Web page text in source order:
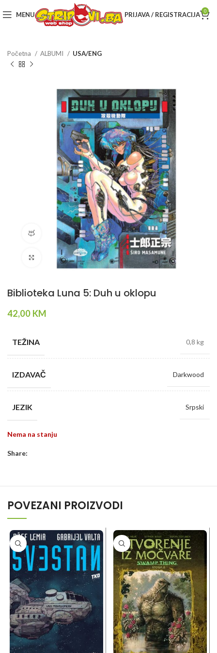
MENU PRIJAVA / REGISTRACIJA 0
Početna ALBUMI USA/ENG
360 product view
Klikni da povečaš
Biblioteka Luna 5: Duh u oklopu
42,00 KM
TEŽINA 0,8 kg
IZDAVAČ Darkwood
JEZIK Srpski
Nema na stanju
Share:
POVEZANI PROIZVODI